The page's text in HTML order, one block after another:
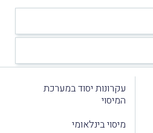
עקרונות יסוד במערכת
המיסוי
מיסוי בינלאומי